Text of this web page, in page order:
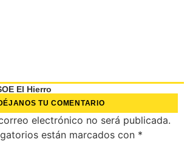
El Hierro
TU COMENTARIO
electrónico no será publicada.
están marcados con *